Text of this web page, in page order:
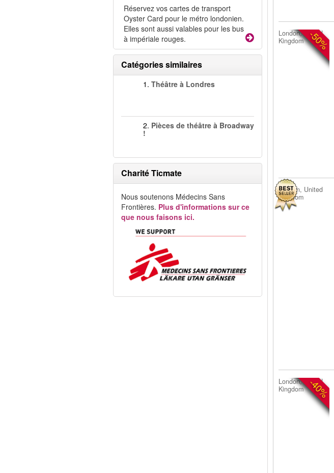
Réservez vos cartes de transport
Oyster Card pour le métro londonien.
Elles sont aussi valables pour les bus
à impériale rouges.
Catégories similaires
1. Théâtre à Londres
2. Pièces de théâtre à Broadway
!
Charité Ticmate
Nous soutenons Médecins Sans
Frontières. Plus d'informations sur ce
que nous faisons ici.
-50%
London, United
Kingdom
London, United
Kingdom
-40%
London, United
Kingdom